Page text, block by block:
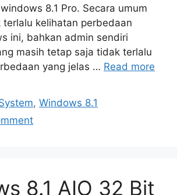
8.1 Pro. Secara umum
terlalu kelihatan perbedaan
ini, bahkan admin sendiri
masih tetap saja tidak terlalu
yang jelas … Read more
,Windows 8.1
8.1 AIO 32 Bit